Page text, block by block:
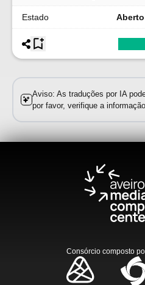
Estado Aberto
Aviso: As traduções por IA
por favor, verifique a
Consórcio composto